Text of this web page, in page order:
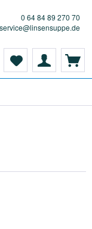
0 64 84 89 270 70
service@linsensuppe.de